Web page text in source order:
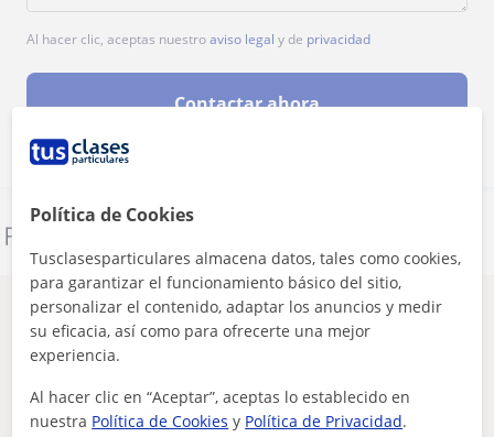
Al hacer clic, aceptas nuestroaviso legal y de privacidad
Contactar ahora
Otros profesores de CAE Certificate in
Advanced English en Cáceres que pueden
interesarte
Política de Cookies
Tusclasesparticulares almacena datos, tales como cookies,
para garantizar el funcionamiento básico del sitio,
personalizar el contenido, adaptar los anuncios y medir
su eficacia, así como para ofrecerte una mejor
experiencia.
Al hacer clic en “Aceptar”, aceptas lo establecido en
nuestra Política de Cookies y Política de Privacidad.